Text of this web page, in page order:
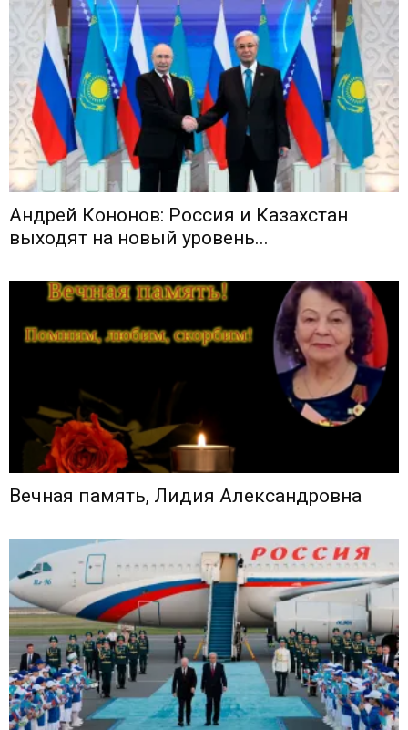
Андрей Кононов: Россия и Казахстан
выходят на новый уровень...
Вечная память, Лидия Александровна